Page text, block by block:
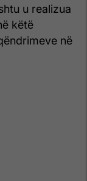
u realizua
këtë
në